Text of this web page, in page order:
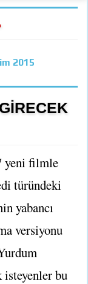
2015
yeni filmle
türündeki
yabancı
versiyonu
isteyenler bu